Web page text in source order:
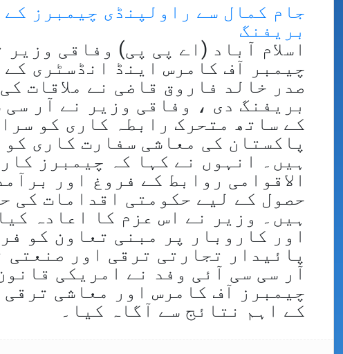
جام کمال سے راولپنڈی چیمبرز
بریفنگ
اسلام آباد (اے پی پی) وفاقی
چیمبر آف کامرس اینڈ انڈسٹری
صدر خالد فاروق قاضی نے ملاقات
بریفنگ دی ، وفاقی وزیر نے آر
کے ساتھ متحرک رابطہ کاری کو
پاکستان کی معاشی سفارت کاری
ہیں۔ انہوں نے کہا کہ چیمبرز
الاقوامی روابط کے فروغ اور
حصول کے لیے حکومتی اقدامات کی
ہیں۔ وزیر نے اس عزم کا اعادہ
اور کاروبار پر مبنی تعاون کو
پائیدار تجارتی ترقی اور صنعتی
آر سی سی آئی وفد نے امریکی
چیمبرز آف کامرس اور معاشی
کے اہم نتائج سے آگاہ کیا۔